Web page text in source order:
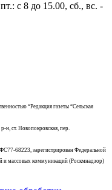
с 8 до 15.00, сб., вс. -
“Редакция газеты “Сельская
н, ст. Новопокровская, пер.
68223, зарегистрирован Федеральной
и массовых коммуникаций (Роскмнадзор)